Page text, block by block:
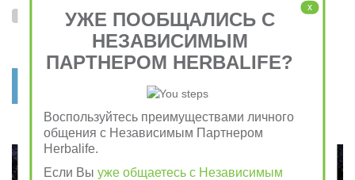
Я согласен на обработкуперсональных данных
и с условиямипользовательского соглашения
x
УЖЕ ПООБЩАЛИСЬ С
НЕЗАВИСИМЫМ
ПАРТНЕРОМ HERBALIFE?
Воспользуйтесь преимуществами личного
общения с Независимым Партнером
Herbalife.
Если Выуже общаетесь с Независимым